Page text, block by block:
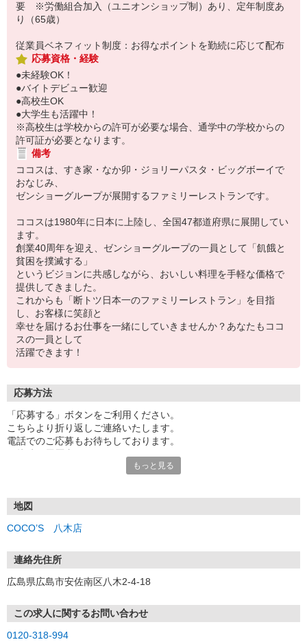
要 ※労働組合加入（ユニオンショップ制）あり、定年制度あ
り（65歳）
従業員ベネフィット制度：お得なポイントを勤続に応じて配布
応募資格・経験
●未経験OK！
●バイトデビュー歓迎
●高校生OK
●大学生も活躍中！
※高校生は学校からの許可が必要な場合、通学中の学校からの
許可証が必要となります。
備考
ココスは、すき家・なか卯・ジョリーパスタ・ビッグボーイで
おなじみ、
ゼンショーグループが展開するファミリーレストランです。
ココスは1980年に日本に上陸し、全国47都道府県に展開してい
ます。
創業40周年を迎え、ゼンショーグループの一員として「飢餓と
貧困を撲滅する」
というビジョンに共感しながら、おいしい料理を手軽な価格で
提供してきました。
これからも「断トツ日本一のファミリーレストラン」を目指
し、お客様に笑顔と
幸せを届けるお仕事を一緒にしていきませんか？あなたもココ
スの一員として
活躍できます！
応募方法
「応募する」ボタンをご利用ください。
こちらより折り返しご連絡いたします。
電話でのご応募もお待ちしております。
もっと見る
地図
COCO’S 八木店
連絡先住所
広島県広島市安佐南区八木2-4-18
この求人に関するお問い合わせ
0120-318-994